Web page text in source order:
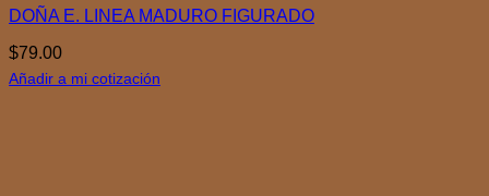
DOÑA E. LINEA MADURO FIGURADO
$79.00
Añadir a mi cotización